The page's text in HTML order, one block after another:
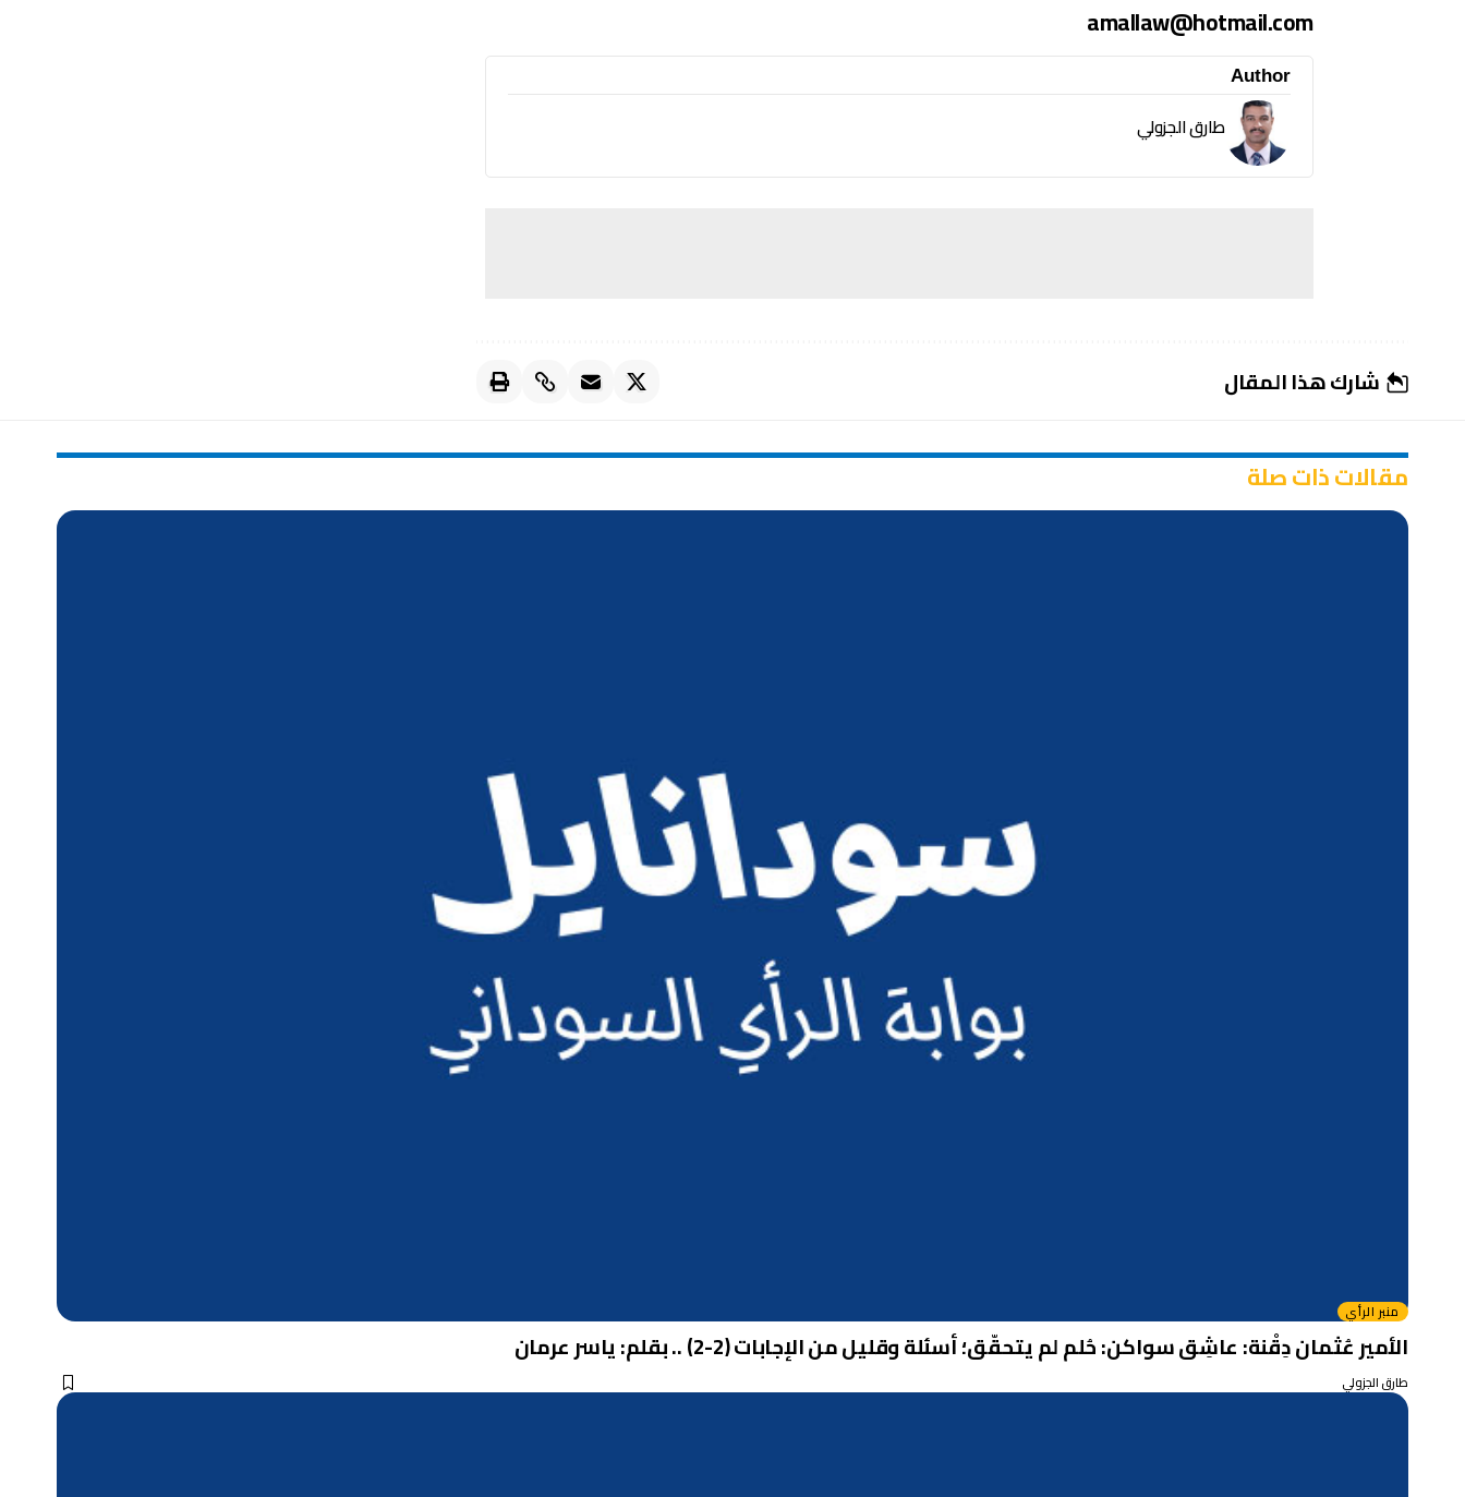
amallaw@hotmail.com
Author
طارق الجزولي
شارك هذا المقال
مقالات ذات صلة
منبر الرأي
الأمير عُثمان دِقْنة: عاشِق سواكن: حُلم لم يتحقّق؛ أسئلة وقليل من الإجابات (2-2) .. بقلم: ياسر عرمان
طارق الجزولي